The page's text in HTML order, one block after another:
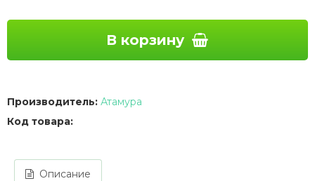
В корзину
Производитель: Атамура
Код товара:
Описание